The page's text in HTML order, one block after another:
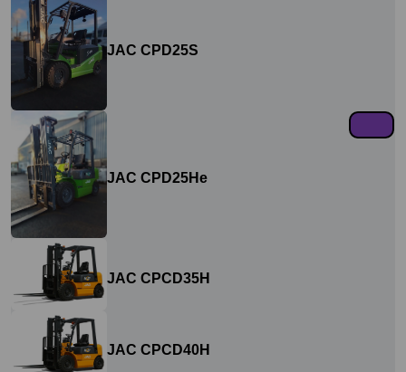
JAC CPD25S
JAC CPD25He
JAC CPCD35H
JAC CPCD40H